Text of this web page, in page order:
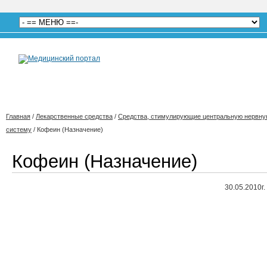
Главная / Лекарственные средства / Средства, стимулирующие центральную
систему / Кофеин (Назначение)
Кофеин (Назначение)
30.05.2010г.